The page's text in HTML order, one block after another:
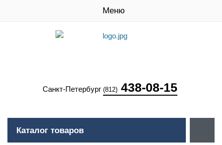
Меню
Санкт-Петербург (812) 438-08-15
Каталог товаров